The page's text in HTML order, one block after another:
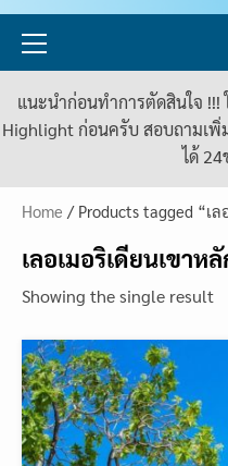
Primary
แนะนำก่อนทำการตัดสินใจ
Highlight ก่อนครับ สอบถามเพิ่
ได้
Home / Products tagged “เล
เลอเมอริเดียนเขาห
Showing the single result